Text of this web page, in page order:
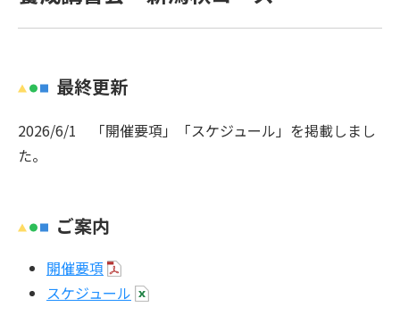
最終更新
2026/6/1 「開催要項」「スケジュール」を掲載しまし
た。
ご案内
開催要項
スケジュール